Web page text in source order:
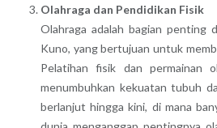
Olahraga dan Pendidikan Fisik
Olahraga adalah bagian penting
Kuno, yang bertujuan untuk
Pelatihan fisik dan permainan
menumbuhkan kekuatan tubuh
berlanjut hingga kini, di mana